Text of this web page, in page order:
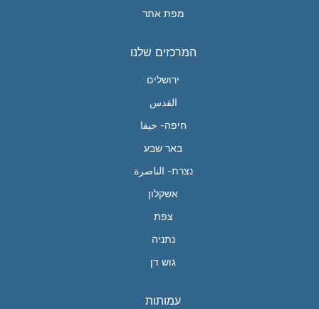
מפת אתר
המרכזים שלנו
ירושלים
القدس
חיפה- حيفا
באר שבע
נצרת- الناصرة
אשקלון
צפת
נתניה
גוש דן
עמותות